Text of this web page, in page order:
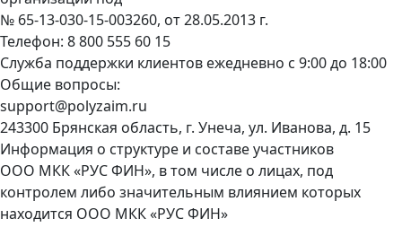
№ 65-13-030-15-003260, от 28.05.2013 г.
Телефон: 8 800 555 60 15
Служба поддержки клиентов ежедневно с 9:00 до 18:00
Общие вопросы:
support@polyzaim.ru
243300 Брянская область, г. Унеча, ул. Иванова, д. 15
Информация о структуре и составе участников
ООО МКК «РУС ФИН», в том числе о лицах, под
контролем либо значительным влиянием которых
находится ООО МКК «РУС ФИН»